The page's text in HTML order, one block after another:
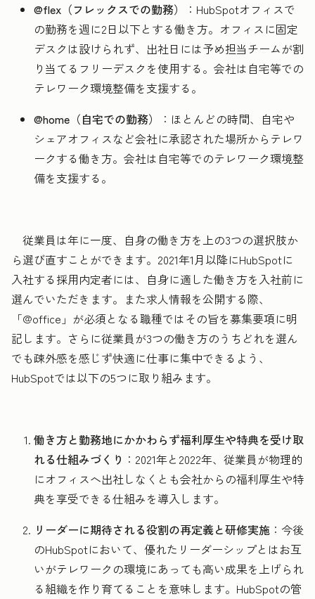
@flex（フレックスでの勤務）
：HubSpotオフィスで
の勤務を週に2日以下とする働き方。オフィスに固定
デスクは設けられず、出社日には予め担当チームが割
り当てるフリーデスクを使用する。会社は自宅等での
テレワーク環境整備を支援する。
@home（自宅での勤務）
：ほとんどの時間、自宅や
シェアオフィスなど会社に承認された場所からテレワ
ークする働き方。会社は自宅等でのテレワーク環境整
備を支援する。
従業員は年に一度、自身の働き方を上の3つの選択肢か
ら選び直すことができます。2021年1月以降にHubSpotに
入社する採用内定者には、自身に適した働き方を入社前に
選んでいただきます。また求人情報を公開する際、
「@office」が必須となる職種ではその旨を募集要項に明
記します。さらに従業員が3つの働き方のうちどれを選ん
でも疎外感を感じず快適に仕事に集中できるよう、
HubSpotでは以下の5つに取り組みます。
働き方と勤務地にかかわらず福利厚生や特典を受け取
れる仕組みづくり ：2021年と2022年、従業員が物理的
にオフィスへ出社しなくとも会社からの福利厚生や特
典を享受できる仕組みを導入します。
リーダーに期待される役割の再定義と研修実施 ：今後
のHubSpotにおいて、優れたリーダーシップとはお互
いがテレワークの環境にあっても高い成果を上げられ
る組織を作り育てることを意味します。HubSpotの管